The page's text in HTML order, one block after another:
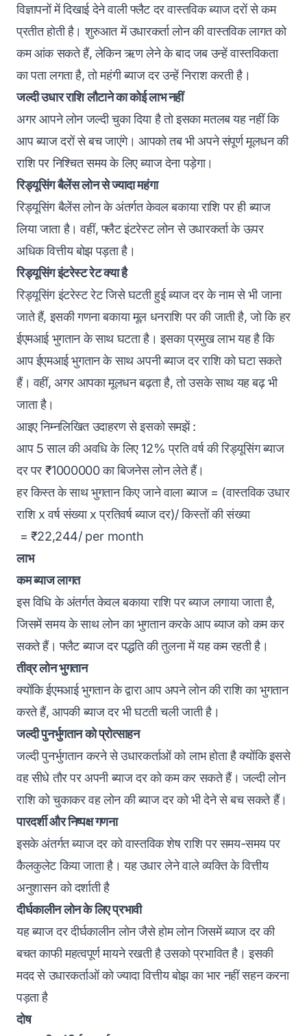
विज्ञापनों में दिखाई देने वाली फ्लैट दर वास्तविक ब्याज दरों से कम
प्रतीत होती है। शुरुआत में उधारकर्ता लोन की वास्तविक लागत को
कम आंक सकते हैं, लेकिन ऋण लेने के बाद जब उन्हें वास्तविकता
का पता लगता है, तो महंगी ब्याज दर उन्हें निराश करती है।
जल्दी उधार राशि लौटाने का कोई लाभ नहीं
अगर आपने लोन जल्दी चुका दिया है तो इसका मतलब यह नहीं कि
आप ब्याज दरों से बच जाएंगे। आपको तब भी अपने संपूर्ण मूलधन की
राशि पर निश्चित समय के लिए ब्याज देना पड़ेगा।
रिड्यूसिंग बैलेंस लोन से ज्यादा महंगा
रिड्यूसिंग बैलेंस लोन के अंतर्गत केवल बकाया राशि पर ही ब्याज
लिया जाता है। वहीं, फ्लैट इंटरेस्ट लोन से उधारकर्ता के ऊपर
अधिक वित्तीय बोझ पड़ता है।
रिड्यूसिंग इंटरेस्ट रेट क्या है
रिड्यूसिंग इंटरेस्ट रेट जिसे घटती हुई ब्याज दर के नाम से भी जाना
जाते हैं, इसकी गणना बकाया मूल धनराशि पर की जाती है, जो कि हर
ईएमआई भुगतान के साथ घटता है। इसका प्रमुख लाभ यह है कि
आप ईएमआई भुगतान के साथ अपनी ब्याज दर राशि को घटा सकते
हैं। वहीं, अगर आपका मूलधन बढ़ता है, तो उसके साथ यह बढ़ भी
जाता है।
आइए निम्नलिखित उदाहरण से इसको समझें :
आप 5 साल की अवधि के लिए 12% प्रति वर्ष की रिड्यूसिंग ब्याज
दर पर ₹1000000 का बिजनेस लोन लेते हैं।
हर किस्त के साथ भुगतान किए जाने वाला ब्याज = (वास्तविक उधार
राशि x वर्ष संख्या x प्रतिवर्ष ब्याज दर)/ किस्तों की संख्या
= ₹22,244/ per month
लाभ
कम ब्याज लागत
इस विधि के अंतर्गत केवल बकाया राशि पर ब्याज लगाया जाता है,
जिसमें समय के साथ लोन का भुगतान करके आप ब्याज को कम कर
सकते हैं। फ्लैट ब्याज दर पद्धति की तुलना में यह कम रहती है।
तीव्र लोन भुगतान
क्योंकि ईएमआई भुगतान के द्वारा आप अपने लोन की राशि का भुगतान
करते हैं, आपकी ब्याज दर भी घटती चली जाती है।
जल्दी पुनर्भुगतान को प्रोत्साहन
जल्दी पुनर्भुगतान करने से उधारकर्ताओं को लाभ होता है क्योंकि इससे
वह सीधे तौर पर अपनी ब्याज दर को कम कर सकते हैं। जल्दी लोन
राशि को चुकाकर वह लोन की ब्याज दर को भी देने से बच सकते हैं।
पारदर्शी और निष्पक्ष गणना
इसके अंतर्गत ब्याज दर को वास्तविक शेष राशि पर समय-समय पर
कैलकुलेट किया जाता है। यह उधार लेने वाले व्यक्ति के वित्तीय
अनुशासन को दर्शाती है
दीर्घकालीन लोन के लिए प्रभावी
यह ब्याज दर दीर्घकालीन लोन जैसे होम लोन जिसमें ब्याज दर की
बचत काफी महत्वपूर्ण मायने रखती है उसको प्रभावित है। इसकी
मदद से उधारकर्ताओं को ज्यादा वित्तीय बोझ का भार नहीं सहन करना
पड़ता है
दोष